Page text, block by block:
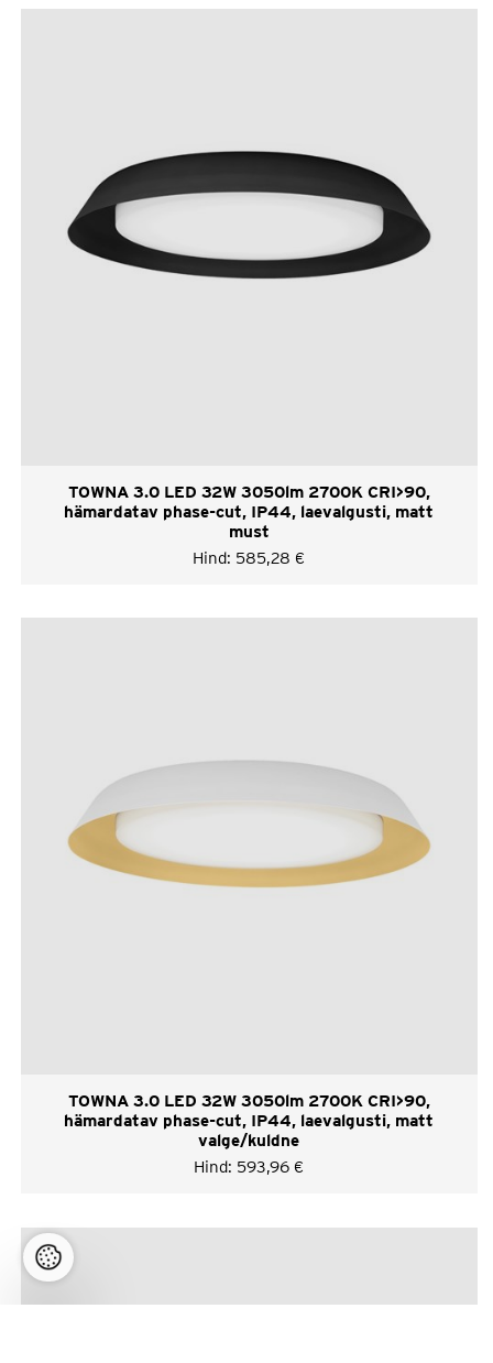
TOWNA 3.0 LED 32W 3050lm 2700K CRI>90,
hämardatav phase-cut, IP44, laevalgusti, matt
must
Hind: 585,28 €
TOWNA 3.0 LED 32W 3050lm 2700K CRI>90,
hämardatav phase-cut, IP44, laevalgusti, matt
valge/kuldne
Hind: 593,96 €